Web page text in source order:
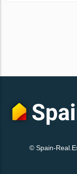
© Spain-